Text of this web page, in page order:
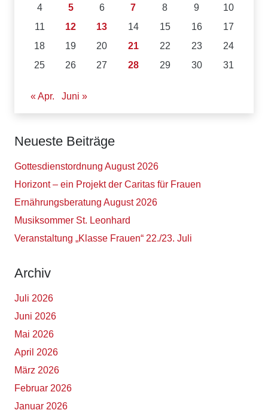
4
5 6 7 8 9
10
11
12 13 14 15 16
17
18
19 20 21 22 23
24
25
26 27 28 29 30 31
« Apr. Juni »
Neueste Beiträge
Gottesdienstordnung August 2026
Horizont – ein Projekt der Caritas für Frauen
Ernährungsberatung August 2026
Musiksommer St. Leonhard
Veranstaltung „Klasse Frauen“ 22./23. Juli
Archiv
Juli 2026
Juni 2026
Mai 2026
April 2026
März 2026
Februar 2026
Januar 2026